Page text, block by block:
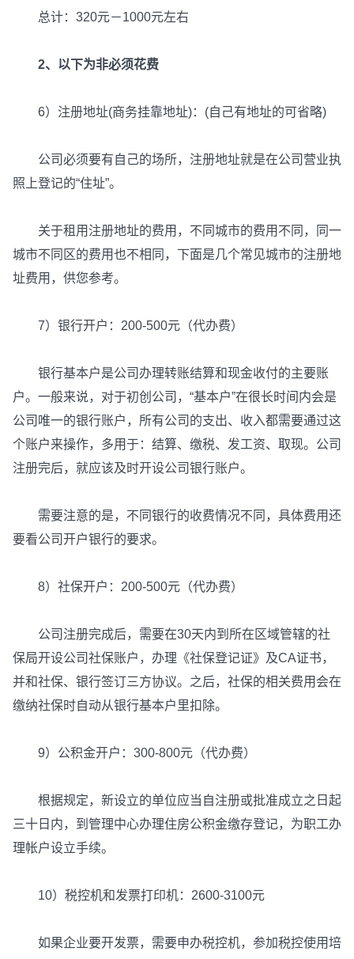
总计：320元－1000元左右
2、以下为非必须花费
6）注册地址(商务挂靠地址)：(自己有地址的可省略)
公司必须要有自己的场所，注册地址就是在公司营业执
照上登记的“住址”。
关于租用注册地址的费用，不同城市的费用不同，同一
城市不同区的费用也不相同，下面是几个常见城市的注册地
址费用，供您参考。
7）银行开户：200-500元（代办费）
银行基本户是公司办理转账结算和现金收付的主要账
户。一般来说，对于初创公司，“基本户”在很长时间内会是
公司唯一的银行账户，所有公司的支出、收入都需要通过这
个账户来操作，多用于：结算、缴税、发工资、取现。公司
注册完后，就应该及时开设公司银行账户。
需要注意的是，不同银行的收费情况不同，具体费用还
要看公司开户银行的要求。
8）社保开户：200-500元（代办费）
公司注册完成后，需要在30天内到所在区域管辖的社
保局开设公司社保账户，办理《社保登记证》及CA证书，
并和社保、银行签订三方协议。之后，社保的相关费用会在
缴纳社保时自动从银行基本户里扣除。
9）公积金开户：300-800元（代办费）
根据规定，新设立的单位应当自注册或批准成立之日起
三十日内，到管理中心办理住房公积金缴存登记，为职工办
理帐户设立手续。
10）税控机和发票打印机：2600-3100元
如果企业要开发票，需要申办税控机，参加税控使用培